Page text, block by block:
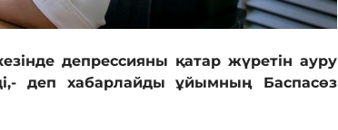
депрессияны қатар жүретін ауру
деп хабарлайды ұйымның Баспасөз